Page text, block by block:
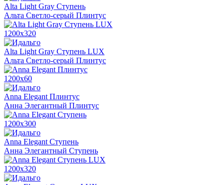
Alta Light Gray Ступень
Альта Светло-серый Плинтус
1200х320
Alta Light Gray Ступень LUX
Альта Светло-серый Плинтус
1200х60
Anna Elegant Плинтус
Анна Элегантный Плинтус
1200х300
Anna Elegant Ступень
Анна Элегантный Ступень
1200х320